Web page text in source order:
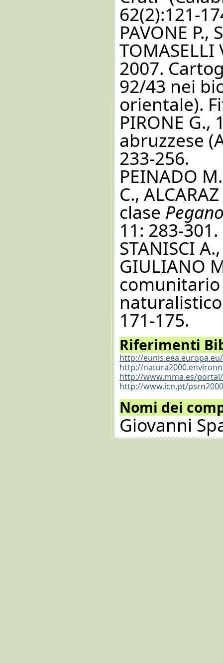
62(2):121-
PAVONE P.,
TOMASELLI
2007.
92/43 nei
orientale).
PIRONE
abruzzese
233-256.
PEINADO
C.,
clase
11: 283-301.
STANISCI
GIULIANO
171-175.
Riferimenti
http://
http://
http://www.mma.es/
http://www.icn.pt/
Nomi dei
Giovanni